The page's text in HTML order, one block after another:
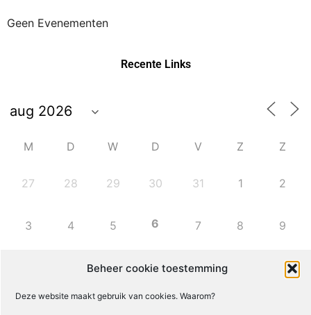
Beheer cookie toestemming
Deze website maakt gebruik van cookies. Waarom?
Geen Evenementen
Recente Links
M D W D V Z Z
27 28 29 30 31 1 2
3 4 5 6 7 8 9
12 13 14 16